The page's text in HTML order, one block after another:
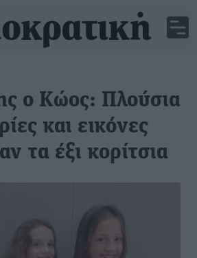
ο Κώος: Πλούσια
και εικόνες
τα έξι κορίτσια